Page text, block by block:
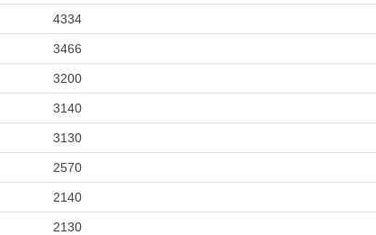
4334
3466
3200
3140
3130
2570
2140
2130